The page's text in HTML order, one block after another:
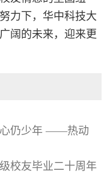
力下，华中科技大
阔的未来，迎来更
心仍少年 ——热动
校友毕业二十周年